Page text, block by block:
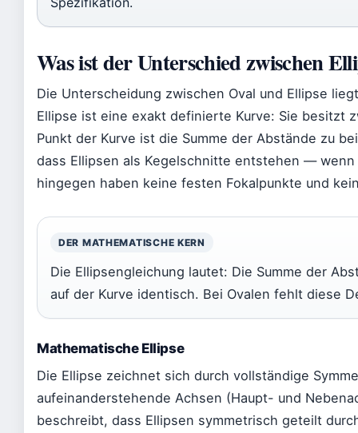
Was ist der Unterschied zwischen
Die Unterscheidung zwischen Oval und Ellipse
Ellipse ist eine exakt definierte Kurve: Sie besitzt
Punkt der Kurve ist die Summe der Abstände zu
dass Ellipsen als Kegelschnitte entstehen —
hingegen haben keine festen Fokalpunkte und
DER MATHEMATISCHE KERN
Die Ellipsengleichung lautet: Die Summe der
auf der Kurve identisch. Bei Ovalen fehlt diese
Mathematische Ellipse
Die Ellipse zeichnet sich durch vollständige
aufeinanderstehende Achsen (Haupt- und
beschreibt, dass Ellipsen symmetrisch geteilt